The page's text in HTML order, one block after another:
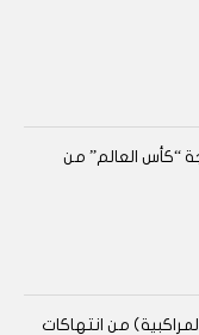
“كأس العالم” من
من انتهاكات